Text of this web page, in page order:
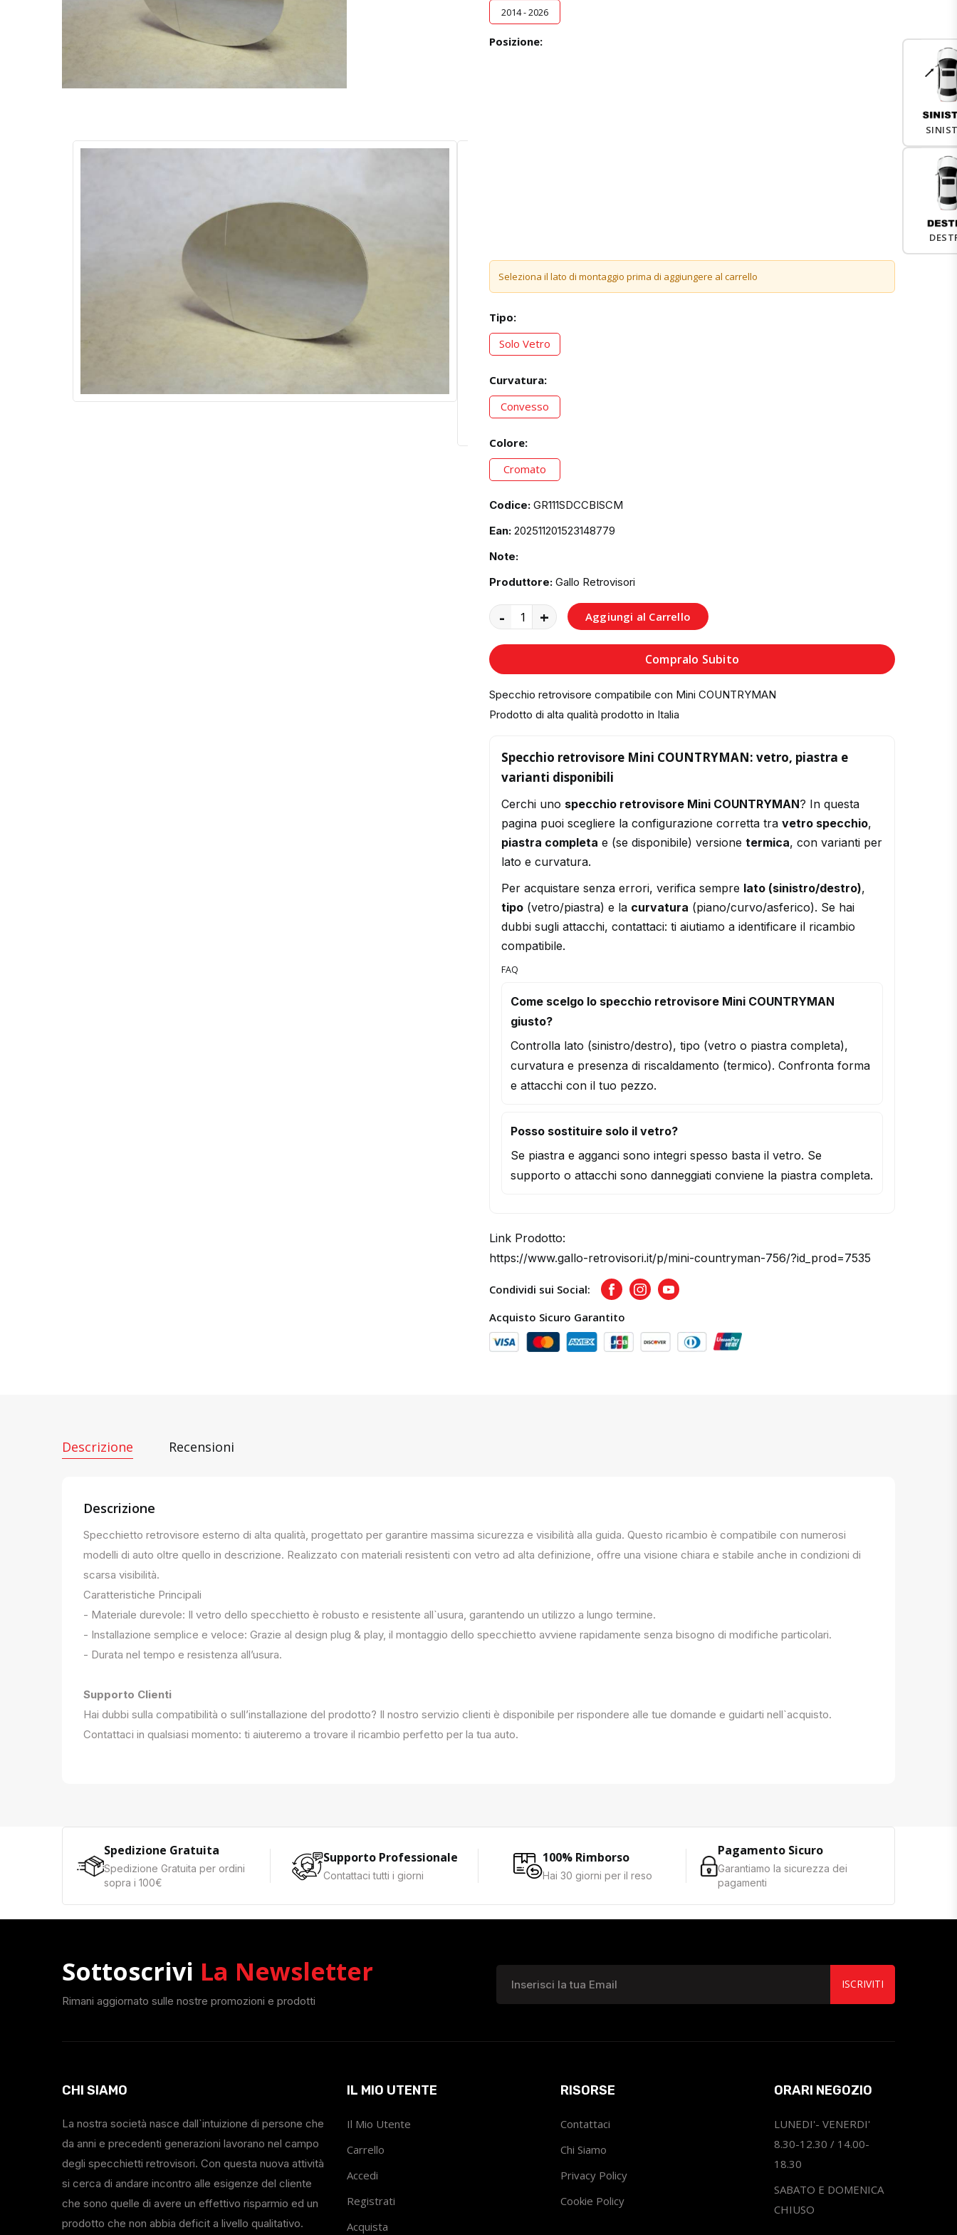
2014 - 2026
Posizione:
Seleziona il lato di montaggio prima di aggiungere al carrello
Tipo:
Solo Vetro
Curvatura:
Convesso
Colore:
Cromato
Codice: GR111SDCCBISCM
Ean: 202511201523148779
Note:
Produttore: Gallo Retrovisori
- + Aggiungi al Carrello
Compralo Subito
Specchio retrovisore compatibile con Mini COUNTRYMAN
Prodotto di alta qualità prodotto in Italia
Specchio retrovisore Mini COUNTRYMAN: vetro, piastra e
varianti disponibili
Cerchi uno specchio retrovisore Mini COUNTRYMAN? In questa
pagina puoi scegliere la configurazione corretta tra vetro specchio,
piastra completa e (se disponibile) versione termica, con varianti per
lato e curvatura.
Per acquistare senza errori, verifica sempre lato (sinistro/destro),
tipo (vetro/piastra) e la curvatura (piano/curvo/asferico). Se hai
dubbi sugli attacchi, contattaci: ti aiutiamo a identificare il ricambio
compatibile.
FAQ
Come scelgo lo specchio retrovisore Mini COUNTRYMAN
giusto?
Controlla lato (sinistro/destro), tipo (vetro o piastra completa),
curvatura e presenza di riscaldamento (termico). Confronta forma
e attacchi con il tuo pezzo.
Posso sostituire solo il vetro?
Se piastra e agganci sono integri spesso basta il vetro. Se
supporto o attacchi sono danneggiati conviene la piastra completa.
Link Prodotto:
https://www.gallo-retrovisori.it/p/mini-countryman-756/?id_prod=7535
Condividi sui Social: FacebookInstagramYoutube
Acquisto Sicuro Garantito
Descrizione Recensioni
Descrizione
Specchietto retrovisore esterno di alta qualità, progettato per garantire massima sicurezza e visibilità alla guida. Questo ricambio è compatibile con numerosi
modelli di auto oltre quello in descrizione. Realizzato con materiali resistenti con vetro ad alta definizione, offre una visione chiara e stabile anche in condizioni di
scarsa visibilità.
Caratteristiche Principali
- Materiale durevole: Il vetro dello specchietto è robusto e resistente all`usura, garantendo un utilizzo a lungo termine.
- Installazione semplice e veloce: Grazie al design plug & play, il montaggio dello specchietto avviene rapidamente senza bisogno di modifiche particolari.
- Durata nel tempo e resistenza all’usura.
Supporto Clienti
Hai dubbi sulla compatibilità o sull’installazione del prodotto? Il nostro servizio clienti è disponibile per rispondere alle tue domande e guidarti nell`acquisto.
Contattaci in qualsiasi momento: ti aiuteremo a trovare il ricambio perfetto per la tua auto.
Spedizione Gratuita
Spedizione Gratuita per ordini
sopra i 100€
Supporto Professionale
Contattaci tutti i giorni
100% Rimborso
Hai 30 giorni per il reso
Pagamento Sicuro
Garantiamo la sicurezza dei
pagamenti
Sottoscrivi La Newsletter
Rimani aggiornato sulle nostre promozioni e prodotti
ISCRIVITI
CHI SIAMO
La nostra società nasce dall`intuizione di persone che
da anni e precedenti generazioni lavorano nel campo
degli specchietti retrovisori. Con questa nuova attività
si cerca di andare incontro alle esigenze del cliente
che sono quelle di avere un effettivo risparmio ed un
prodotto che non abbia deficit a livello qualitativo.
IL MIO UTENTE
Il Mio Utente
Carrello
Accedi
Registrati
Acquista
RISORSE
Contattaci
Chi Siamo
Privacy Policy
Cookie Policy
ORARI NEGOZIO
LUNEDI'- VENERDI'
8.30-12.30 / 14.00-
18.30
SABATO E DOMENICA
CHIUSO